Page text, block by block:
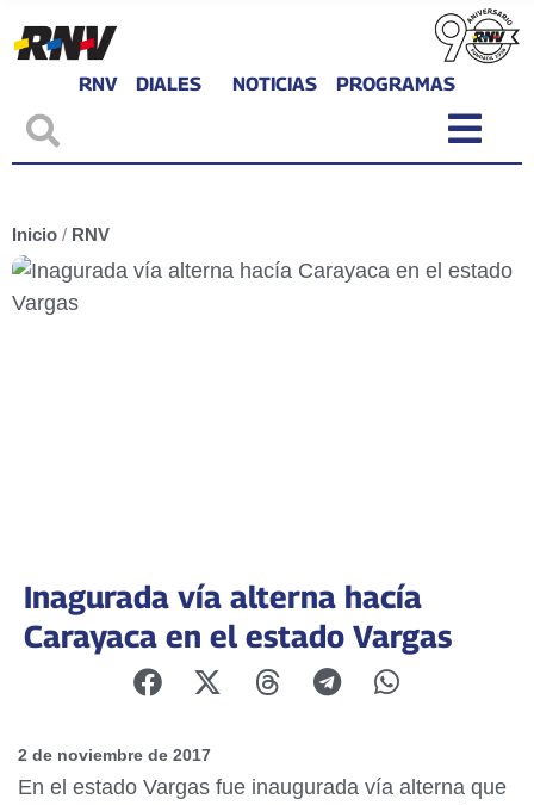
RNV DIALES NOTICIAS PROGRAMAS
Inicio / RNV
Inagurada vía alterna hacía
Carayaca en el estado Vargas
2 de noviembre de 2017
En el estado Vargas fue inaugurada vía alterna que